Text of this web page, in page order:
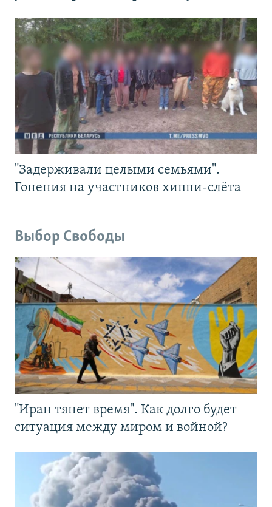
"Задерживали целыми семьями".
Гонения на участников хиппи-слёта
Выбор Свободы
"Иран тянет время". Как долго будет
ситуация между миром и войной?